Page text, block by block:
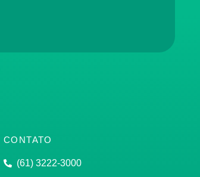
CONTATO
(61) 3222-3000